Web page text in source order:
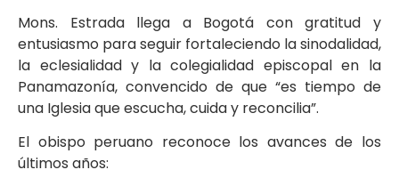
Mons. Estrada llega a Bogotá con gratitud y
entusiasmo para seguir fortaleciendo la sinodalidad,
la eclesialidad y la colegialidad episcopal en la
Panamazonía, convencido de que “es tiempo de
una Iglesia que escucha, cuida y reconcilia”.
El obispo peruano reconoce los avances de los
últimos años: